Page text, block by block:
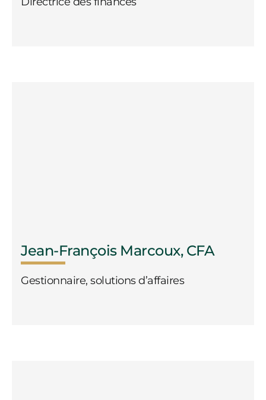
Jean-François Marcoux, CFA
Gestionnaire, solutions d’affaires